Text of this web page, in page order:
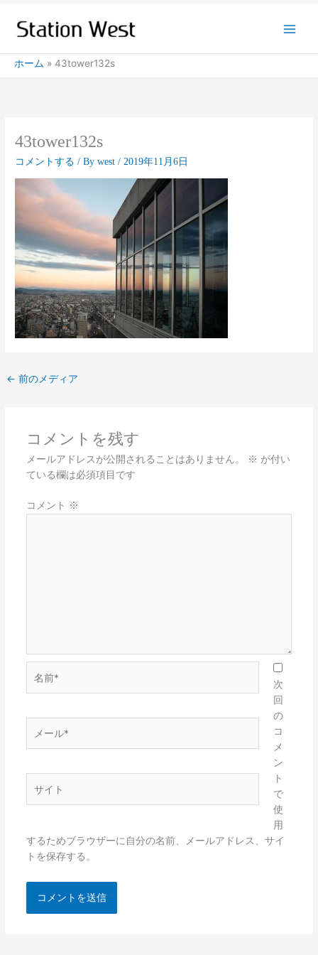
ス
ホーム 43tower132s
43tower132s
コメントする / Bywest/ 2019年11月6日
← 前のメディア
コメントを残す
メールアドレスが公開されることはありません。 ※ が付い
ている欄は必須項目です
コメント ※
前
ー
*
次
回
の
コ
メ
ン
ト
で
使
用
するためブラウザーに自分の名前、メールアドレス、サイ
トを保存する。